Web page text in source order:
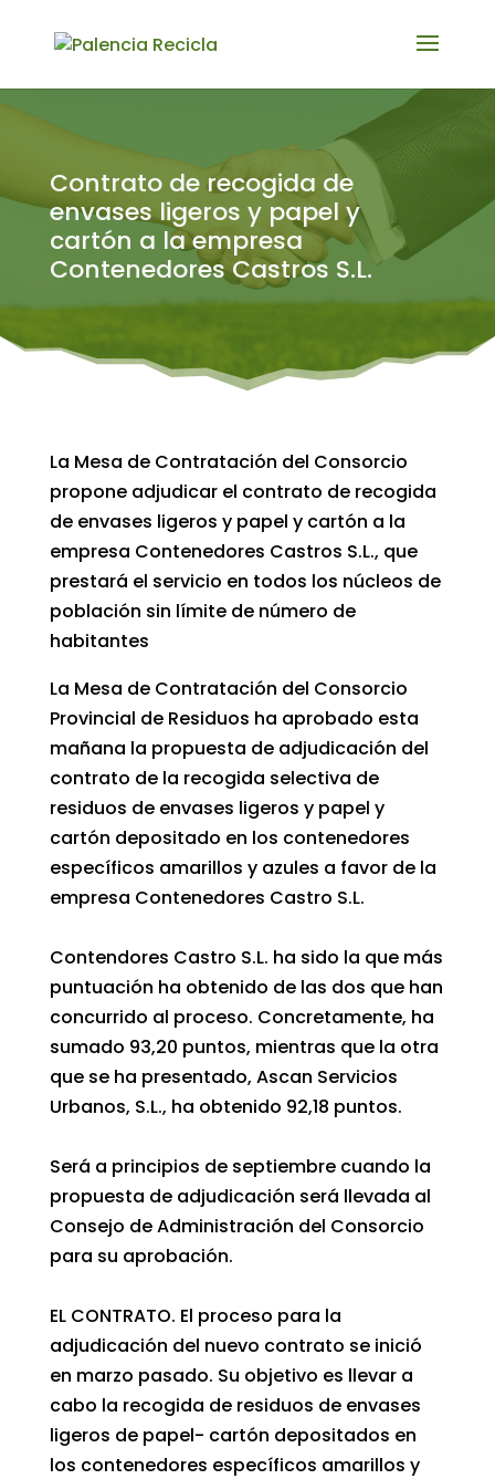
Contrato de recogida de
envases ligeros y papel y
cartón a la empresa
Contenedores Castros S.L.
La Mesa de Contratación del Consorcio
propone adjudicar el contrato de recogida
de envases ligeros y papel y cartón a la
empresa Contenedores Castros S.L., que
prestará el servicio en todos los núcleos de
población sin límite de número de
habitantes
La Mesa de Contratación del Consorcio
Provincial de Residuos ha aprobado esta
mañana la propuesta de adjudicación del
contrato de la recogida selectiva de
residuos de envases ligeros y papel y
cartón depositado en los contenedores
específicos amarillos y azules a favor de la
empresa Contenedores Castro S.L.
Contendores Castro S.L. ha sido la que más
puntuación ha obtenido de las dos que han
concurrido al proceso. Concretamente, ha
sumado 93,20 puntos, mientras que la otra
que se ha presentado, Ascan Servicios
Urbanos, S.L., ha obtenido 92,18 puntos.
Será a principios de septiembre cuando la
propuesta de adjudicación será llevada al
Consejo de Administración del Consorcio
para su aprobación.
EL CONTRATO. El proceso para la
adjudicación del nuevo contrato se inició
en marzo pasado. Su objetivo es llevar a
cabo la recogida de residuos de envases
ligeros de papel- cartón depositados en
los contenedores específicos amarillos y